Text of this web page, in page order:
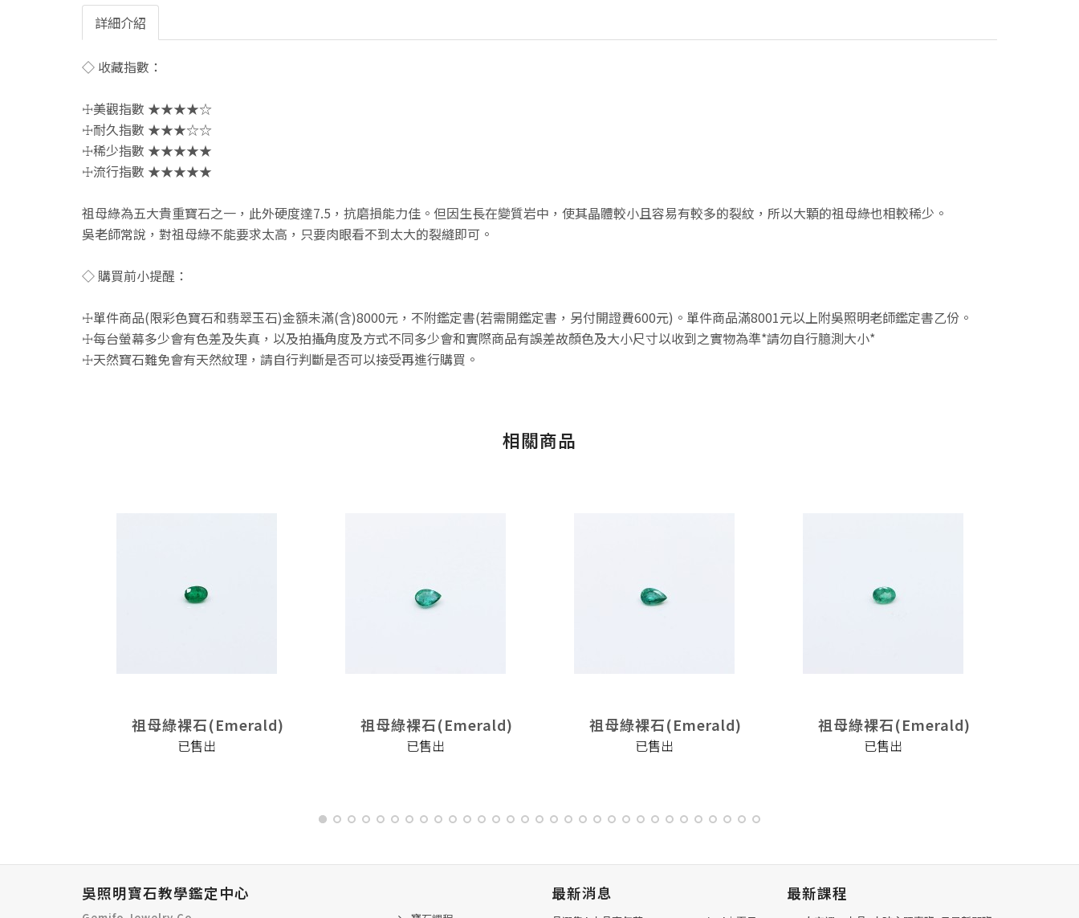
詳細介紹
◇ 收藏指數：
☩美觀指數 ★★★★☆
☩耐久指數 ★★★☆☆
☩稀少指數 ★★★★★
☩流行指數 ★★★★★
祖母綠為五大貴重寶石之一，此外硬度達7.5，抗磨損能力佳。但因生長在變質岩中，使其晶體較小且容易有較多的裂紋，所以大顆的祖母綠也相較稀少。
吳老師常說，對祖母綠不能要求太高，只要肉眼看不到太大的裂縫即可。
◇ 購買前小提醒：
☩單件商品(限彩色寶石和翡翠玉石)金額未滿(含)8000元，不附鑑定書(若需開鑑定書，另付開證費600元)。單件商品滿8001元以上附吳照明老師鑑定書乙份。
☩每台螢幕多少會有色差及失真，以及拍攝角度及方式不同多少會和實際商品有誤差故顏色及大小尺寸以收到之實物為準*請勿自行臆測大小*
☩天然寶石難免會有天然紋理，請自行判斷是否可以接受再進行購買。
相關商品
祖母綠裸石(Emerald)
已售出
祖母綠裸石(Emerald)
已售出
祖母綠裸石(Emerald)
已售出
祖母綠裸石(Emerald)
已售出
吳照明寶石教學鑑定中心 最新消息 最新課程